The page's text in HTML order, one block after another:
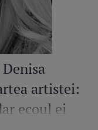
artistei:
ecoul ei